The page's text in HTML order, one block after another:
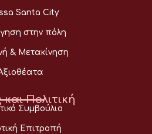
Santa City
στην πόλη
& Μετακίνηση
Πολιτική
Συμβούλιο
Επιτροπή